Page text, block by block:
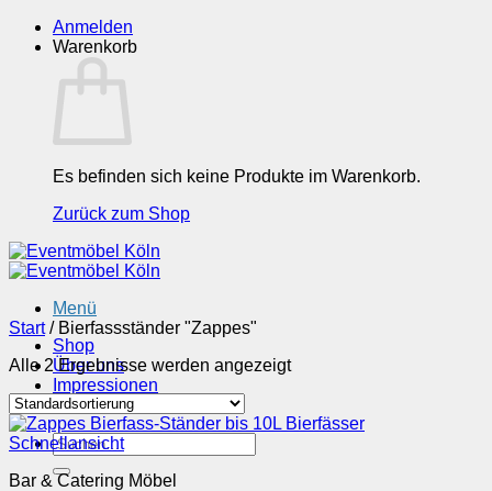
Zum
Inhalt
Anmelden
Warenkorb
Es befinden sich keine Produkte im Warenkorb.
Zurück zum Shop
Menü
Shop
Über uns
Impressionen
Kontakt
Suchen
nach:
Start /Bierfassständer "Zappes"
Alle 2 Ergebnisse werden angezeigt
Schnellansicht
Bar & Catering Möbel